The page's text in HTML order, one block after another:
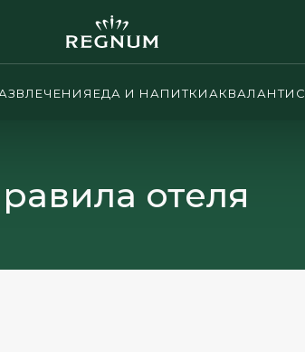
ЕДА И НАПИТКИАКВАЛАНТИС
отеля